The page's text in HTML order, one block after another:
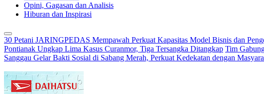
Opini, Gagasan dan Analisis
Hiburan dan Inspirasi
30 Petani JARINGPEDAS Mempawah Perkuat Kapasitas Model Bisnis dan
Pontianak Ungkap Lima Kasus Curanmor, Tiga Tersangka Ditangkap Tim
Sanggau Gelar Bakti Sosial di Sabang Merah, Perkuat Kedekatan dengan